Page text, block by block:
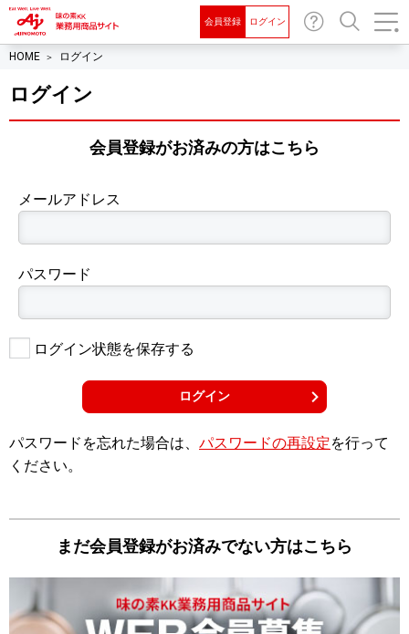
会員登録 ログイン
HOME ログイン
ログイン
会員登録がお済みの⽅はこちら
メールアドレス
パスワード
ログイン状態を保存する
パスワードを忘れた場合は、 パスワードの再設定を⾏って
ください。
まだ会員登録がお済みでない⽅はこちら